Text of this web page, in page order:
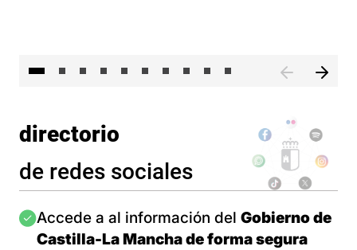
directorio
de redes sociales
Imagen
Accede a al información del Gobierno de
Castilla-La Mancha de forma segura